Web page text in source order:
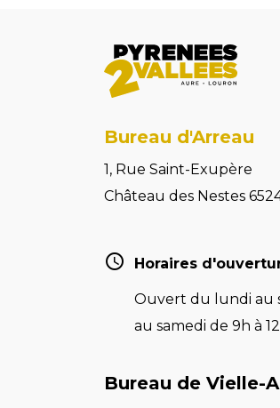
Bureau d'Arreau
1, Rue Saint-Exupère
Château des Nestes
Horaires
Ouvert du lundi au
au samedi de 9h à
Bureau de Vielle-